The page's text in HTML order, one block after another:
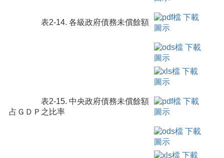
表2-14. 各級政府債務未償餘額
表2-15. 中央政府債務未償餘額
占ＧＤＰ之比率